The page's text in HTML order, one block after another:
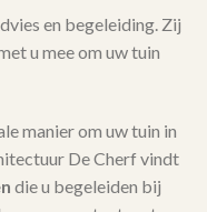
en begeleiding. Zij
u mee om uw tuin
manier om uw tuin in
De Cherf vindt
die u begeleiden bij